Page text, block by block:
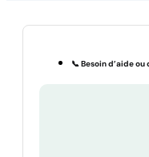
📞 Besoin d’aide